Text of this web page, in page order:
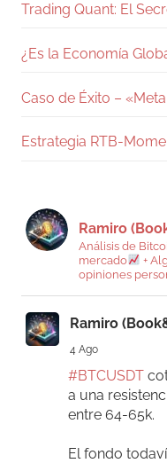
Trading Quant: El
¿Es la Economía
Caso de Éxito –
Estrategia RTB-
Ramiro
Análisis de
mercado
+
opiniones
Ramiro
4 Ago
#BTCUSDT
a una
entre 64-65k.
El fondo